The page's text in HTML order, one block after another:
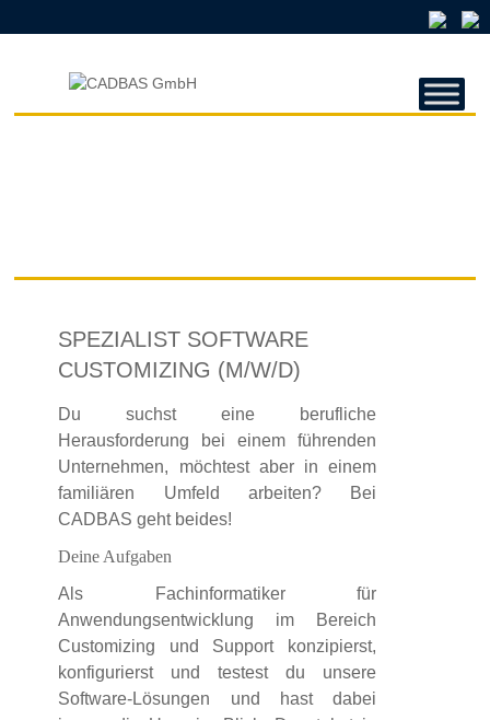
CADBAS
SPEZIALIST SOFTWARE
CUSTOMIZING (M/W/D)
Du suchst eine berufliche
Herausforderung bei einem führenden
Unternehmen, möchtest aber in einem
familiären Umfeld arbeiten? Bei
CADBAS geht beides!
Deine Aufgaben
Als Fachinformatiker für
Anwendungsentwicklung im Bereich
Customizing und Support konzipierst,
konfigurierst und testest du unsere
Software-Lösungen und hast dabei